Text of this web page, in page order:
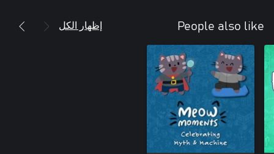
People also like إظهار الكل